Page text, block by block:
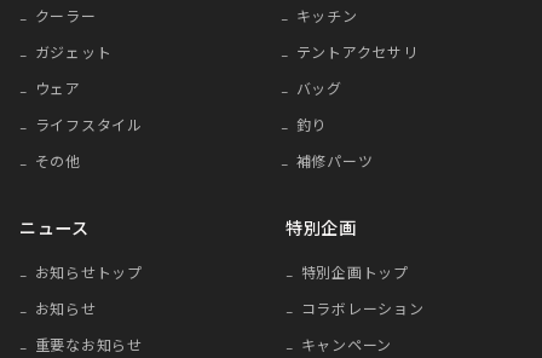
クーラー
キッチン
ガジェット
テントアクセサリ
ウェア
バッグ
ライフスタイル
釣り
その他
補修パーツ
ニュース
お知らせトップ
お知らせ
重要なお知らせ
特別企画
特別企画トップ
コラボレーション
キャンペーン